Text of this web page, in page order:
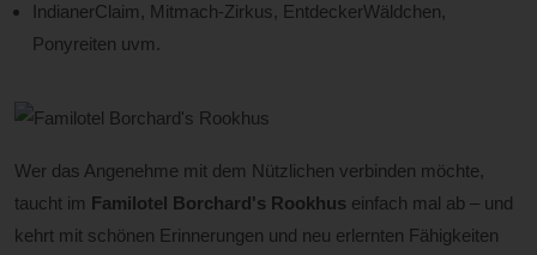
IndianerClaim, Mitmach-Zirkus, EntdeckerWäldchen,
Ponyreiten uvm.
Wer das Angenehme mit dem Nützlichen verbinden möchte,
taucht im Familotel Borchard's Rookhus einfach mal ab – und
kehrt mit schönen Erinnerungen und neu erlernten Fähigkeiten